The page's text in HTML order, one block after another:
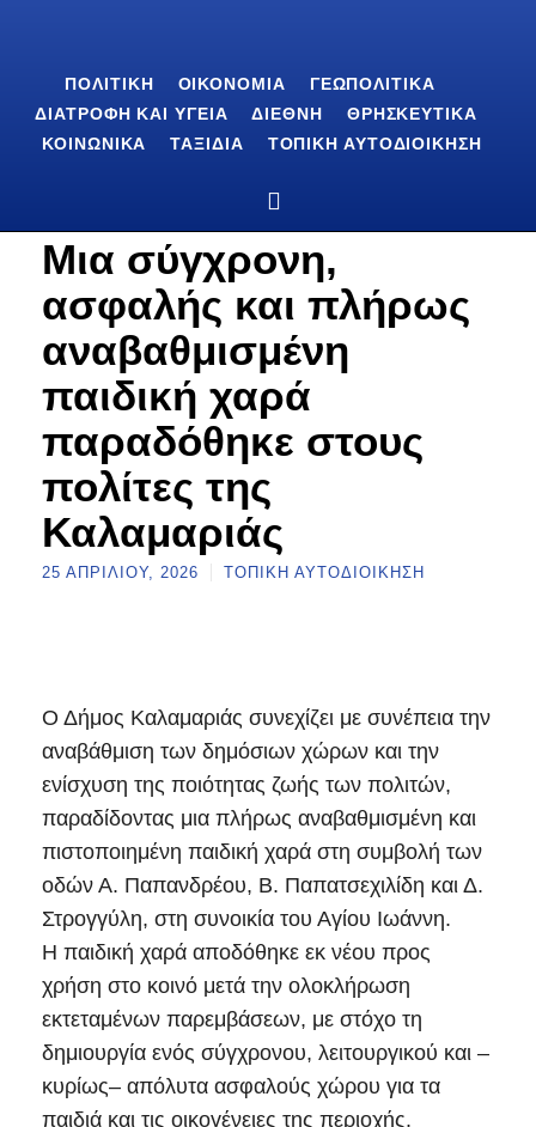
ΠΟΛΙΤΙΚΉ ΟΙΚΟΝΟΜΊΑ
ΓΕΩΠΟΛΙΤΙΚΆ
ΔΙΑΤΡΟΦΉ ΚΑΙ ΥΓΕΊΑ
ΔΙΕΘΝΉ
ΘΡΗΣΚΕΥΤΙΚΆ
ΚΟΙΝΩΝΙΚΆ
ΤΑΞΊΔΙΑ ΤΟΠΙΚΉ ΑΥΤΟΔΙΟΊΚΗΣΗ
Μια σύγχρονη,
ασφαλής και πλήρως
αναβαθμισμένη
παιδική χαρά
παραδόθηκε στους
πολίτες της
Καλαμαριάς
25 ΑΠΡΙΛΊΟΥ, 2026 ΤΟΠΙΚΉ ΑΥΤΟΔΙΟΊΚΗΣΗ
Ο Δήμος Καλαμαριάς συνεχίζει με συνέπεια την
αναβάθμιση των δημόσιων χώρων και την
ενίσχυση της ποιότητας ζωής των πολιτών,
παραδίδοντας μια πλήρως αναβαθμισμένη και
πιστοποιημένη παιδική χαρά στη συμβολή των
οδών Α. Παπανδρέου, Β. Παπατσεχιλίδη και Δ.
Στρογγύλη, στη συνοικία του Αγίου Ιωάννη.
Η παιδική χαρά αποδόθηκε εκ νέου προς
χρήση στο κοινό μετά την ολοκλήρωση
εκτεταμένων παρεμβάσεων, με στόχο τη
δημιουργία ενός σύγχρονου, λειτουργικού και –
κυρίως– απόλυτα ασφαλούς χώρου για τα
παιδιά και τις οικογένειες της περιοχής.